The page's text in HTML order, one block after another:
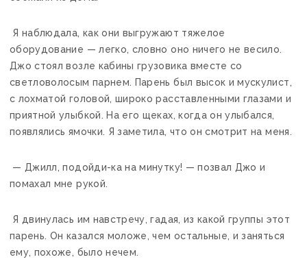
Я наблюдала, как они выгружают тяжелое
оборудование — легко, словно оно ничего не весило.
Джо стоял возле кабины грузовика вместе со
светловолосым парнем. Парень был высок и мускулист,
с лохматой головой, широко расставленными глазами и
приятной улыбкой. На его щеках, когда он улыбался,
появлялись ямочки. Я заметила, что он смотрит на меня.
— Джилл, подойди-ка на минутку! — позвал Джо и
помахал мне рукой.
Я двинулась им навстречу, гадая, из какой группы этот
парень. Он казался моложе, чем остальные, и заняться
ему, похоже, было нечем.